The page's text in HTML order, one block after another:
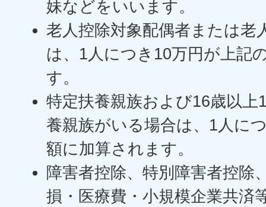
妹などをいいます。
老人控除対象配偶者または老
は、1人につき10万円が上記
す。
特定扶養親族および16歳以上
養親族がいる場合は、1人に
額に加算されます。
障害者控除、特別障害者控除
損・医療費・小規模企業共済